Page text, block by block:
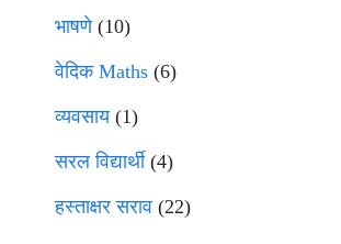
भाषणे(10)
वेदिक Maths (6)
व्यवसाय(1)
सरल विद्यार्थी(4)
हस्ताक्षर सराव (22)